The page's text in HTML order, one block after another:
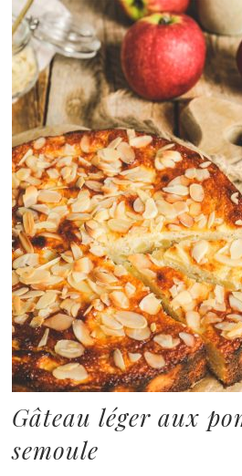
Gâteau léger aux
semoule